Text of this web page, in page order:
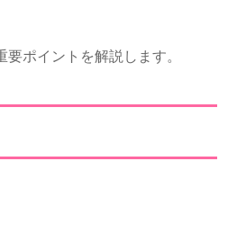
要ポイントを解説します。